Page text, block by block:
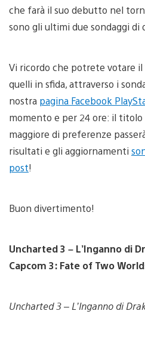
che farà il suo debutto nel
sono gli ultimi due sondaggi di
Vi ricordo che potrete votare
quelli in sfida, attraverso i
nostra pagina Facebook
momento e per 24 ore: il
maggiore di preferenze
risultati e gli aggiornamenti
post!
Buon divertimento!
Uncharted 3 – L’Inganno di
Capcom 3: Fate of Two
Uncharted 3 – L’Inganno di